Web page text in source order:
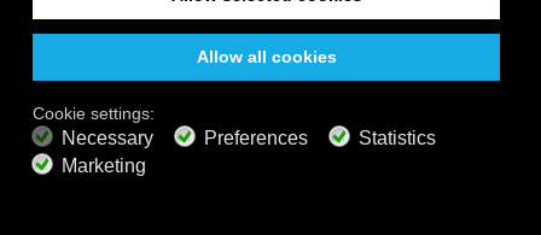
безвестности.
По всему миру проходят фестивали,
посвященные музыке Баха. Рядом с нашей